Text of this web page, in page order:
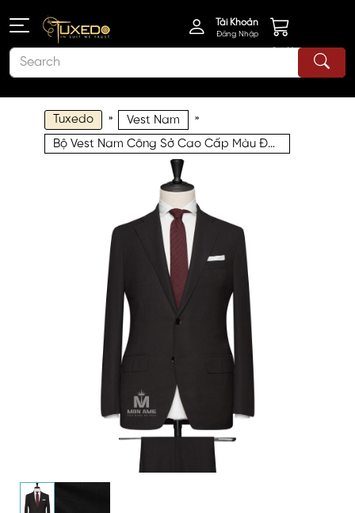
Tài Khoản
Đăng Nhập
Giỏ Hàng
Tuxedo » Vest Nam »
Bộ Vest Nam Công Sở Cao Cấp Màu Đen 71106